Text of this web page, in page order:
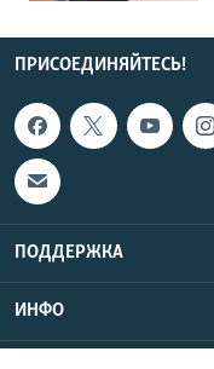
ПРИСОЕДИНЯЙТЕСЬ!
ПОДДЕРЖКА
ИНФО